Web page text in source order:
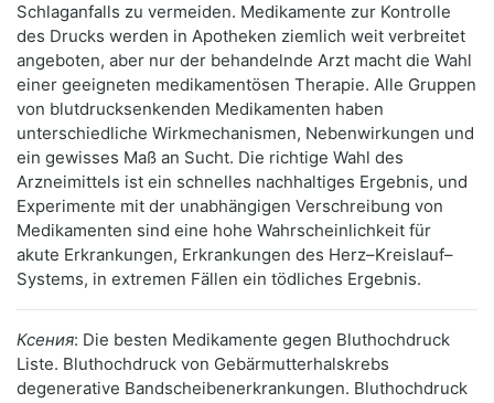
Schlaganfalls zu vermeiden. Medikamente zur Kontrolle
des Drucks werden in Apotheken ziemlich weit verbreitet
angeboten, aber nur der behandelnde Arzt macht die Wahl
einer geeigneten medikamentösen Therapie. Alle Gruppen
von blutdrucksenkenden Medikamenten haben
unterschiedliche Wirkmechanismen, Nebenwirkungen und
ein gewisses Maß an Sucht. Die richtige Wahl des
Arzneimittels ist ein schnelles nachhaltiges Ergebnis, und
Experimente mit der unabhängigen Verschreibung von
Medikamenten sind eine hohe Wahrscheinlichkeit für
akute Erkrankungen, Erkrankungen des Herz–Kreislauf–
Systems, in extremen Fällen ein tödliches Ergebnis.
Ксения: Die besten Medikamente gegen Bluthochdruck
Liste. Bluthochdruck von Gebärmutterhalskrebs
degenerative Bandscheibenerkrankungen. Bluthochdruck